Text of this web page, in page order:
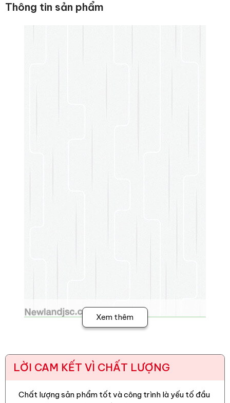
Thông tin sản phẩm
Xem thêm
LỜI CAM KẾT VÌ CHẤT LƯỢNG
Chất lượng sản phẩm tốt và công trình là yếu tố đầu